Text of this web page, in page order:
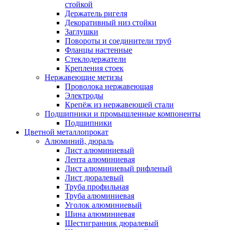
стойкой
Держатель ригеля
Декоративный низ стойки
Заглушки
Повороты и соединители труб
Фланцы настенные
Стеклодержатели
Крепления стоек
Нержавеющие метизы
Проволока нержавеющая
Электроды
Крепёж из нержавеющей стали
Подшипники и промышленные компоненты
Подшипники
Цветной металлопрокат
Алюминий, дюраль
Лист алюминиевый
Лента алюминиевая
Лист алюминиевый рифленый
Лист дюралевый
Труба профильная
Труба алюминиевая
Уголок алюминиевый
Шина алюминиевая
Шестигранник дюралевый